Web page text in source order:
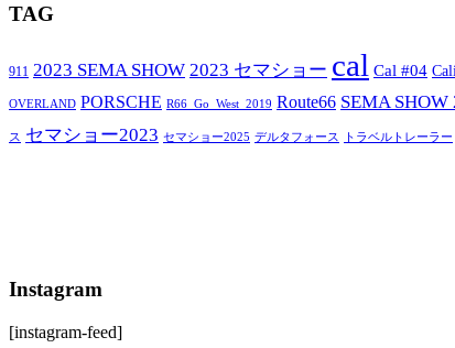
TAG
911 2023 SEMA SHOW 2023 セマショー cal Cal #04
OVERLAND PORSCHE R66_Go_West_2019 Route66 SEMA SHOW
ス セマショー2023 セマショー2025 デルタフォース トラベルトレーラー
Instagram
[instagram-feed]